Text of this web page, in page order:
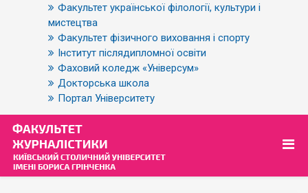
Факультет української філології, культури і
мистецтва
Факультет фізичного виховання і спорту
Інститут післядипломної освіти
Фаховий коледж «Універсум»
Докторська школа
Портал Університету